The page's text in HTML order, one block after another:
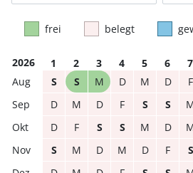
frei belegt
2026 1 2 3 4 5 6 7
S
S M D M D F
D
M D F S S
D
F S S M D
S
M D M D F S